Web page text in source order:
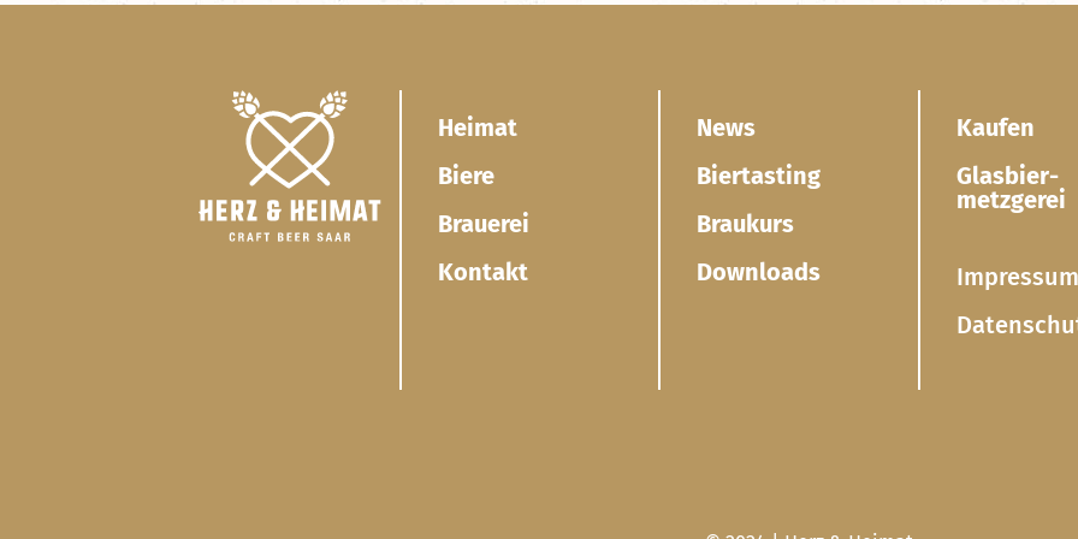
Heimat
Biere
Brauerei
Kontakt
News
Biertasting
Braukurs
Downloads
Kaufen
Glasbier­
metzgerei
Impressum